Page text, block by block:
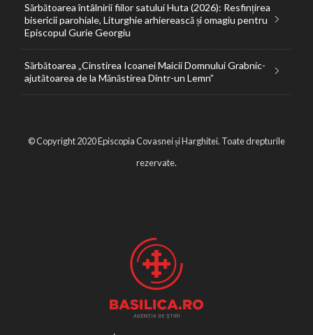
Sărbătoarea întâlnirii fiilor satului Huta (2026): Resfințirea
bisericii parohiale, Liturghie arhierească și omagiu pentru
Episcopul Gurie Georgiu
Sărbătoarea „Cinstirea Icoanei Maicii Domnului Grabnic-
ajutătoarea de la Mănăstirea Dintr-un Lemn”
© Copyright 2020 Episcopia Covasnei și Harghitei. Toate drepturile
rezervate.